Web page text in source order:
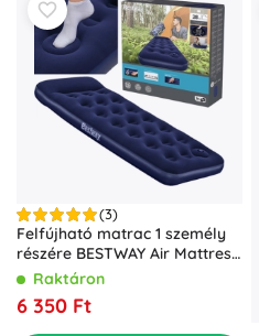
(3)
Felfújható matrac 1 személy
részére BESTWAY Air Mattress
Jr. Twin 185 × 76 × 28 cm
Raktáron
6 350 Ft